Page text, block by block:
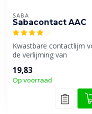
SABA
Sabacontact AAC
Kwastbare contactlijm
de verlijming van
onderling....
19,83
Op voorraad